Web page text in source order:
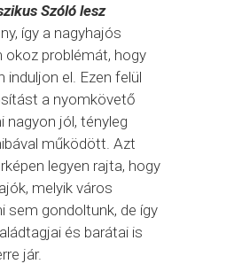
Szóló lesz
így a nagyhajós
okoz problémát, hogy
induljon el. Ezen felül
a nyomkövető
nagyon jól, tényleg
működött. Azt
legyen rajta, hogy
melyik város
sem gondoltunk, de így
és barátai is
jár.